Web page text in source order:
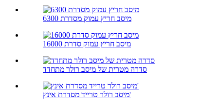
מיסב חריץ עמוק מסדרת 6300
מיסב חריץ עמוק סדרת 16000
סדרה מטרית של מיסב רולר מתחדד
מיסב רולר טרייד מסדרת אינץ'